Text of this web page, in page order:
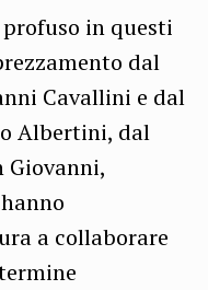
in questi
dal
Cavallini e dal
Albertini, dal
Giovanni,
a collaborare